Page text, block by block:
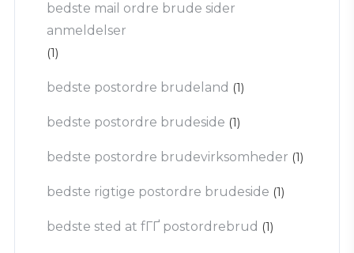
bedste mail ordre brude sider
anmeldelser
(1)
bedste postordre brudeland (1)
bedste postordre brudeside (1)
bedste postordre brudevirksomheder (1)
bedste rigtige postordre brudeside (1)
bedste sted at fГҐ postordrebrud (1)